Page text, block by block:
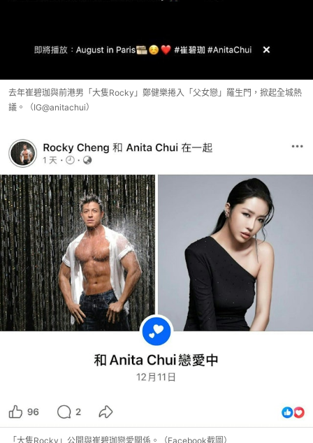
去年崔碧珈與前港男「大隻Rocky」鄭健樂捲入「父女戀」羅生門，掀起全城熱
議。（IG@anitachui）
「大隻Rocky」公開與崔碧珈戀愛關係。（Facebook截圖）